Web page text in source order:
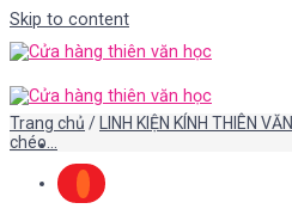
Skip to content
Trang chủ / LINH KIỆN KÍNH THIÊN VĂN
chéo...